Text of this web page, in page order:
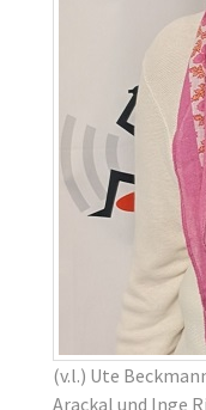
(v.l.) Ute
Arackal und Inge